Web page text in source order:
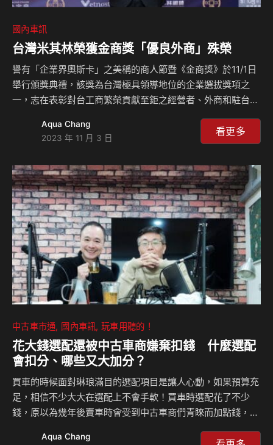
國內車訊
台灣米其林榮獲金商獎「優良外商」殊榮
譽有「企業界奧斯卡」之美稱的商人節暨《金商獎》於11/1日
舉行頒獎典禮，該獎為台灣極具領導地位的企業選拔獎項之
一，志在表彰對台工商繁榮貢獻至鉅之經營者、外商和駐台商
榮獲金商獎「優良外商」獎項殊榮。 米其林集團於1972年正
式進駐台灣，以「一切皆可持續」及追求「人、利潤及環境」
碑，從移動生活開始普及的70年代，至運輸產業穩定發展的今
日，台灣米其林持續優化高品質的服務與產品性能、引進世界
趨勢、開發專利技術，領航台灣交通的進步與成長，更在
2018年引進米其林指南，成功使台灣美食、觀光與國際市場
接…
Aqua Chang
2023 年 11 月 3 日
看更多
中古車市通 國內車訊 玩車用聽的！
花大錢選配還被中古車商嫌棄扣錢 什麼選配
會扣分、哪些又大加分？
買車的時候面對琳琅滿目的選配項目是讓人心動，如果預算充
足，相信不少大大在選配上不會手軟！買車時選配花了不少
錢，原以為幾年後賣車時會受到中古車商們青睞而加點錢，
商眼中有可能會被扣錢，但是有些選配又是大加分。到底在中
Aqua Chang